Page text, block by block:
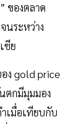
ของตลาด
นระหว่าง
ชีย
ง gold price
ตกมีมุมมอง
เมื่อเทียบกับ